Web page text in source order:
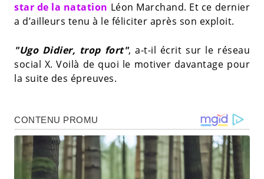
star de la natation Léon Marchand. Et ce dernier
a d’ailleurs tenu à le féliciter après son exploit.
"Ugo Didier, trop fort", a-t-il écrit sur le réseau
social X. Voilà de quoi le motiver davantage pour
la suite des épreuves.